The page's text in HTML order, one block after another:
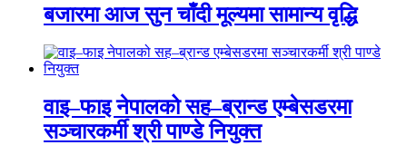
बजारमा आज सुन चाँदी मूल्यमा सामान्य वृद्धि
वाइ–फाइ नेपालको सह–ब्रान्ड एम्बेसडरमा
सञ्चारकर्मी श्री पाण्डे नियुक्त